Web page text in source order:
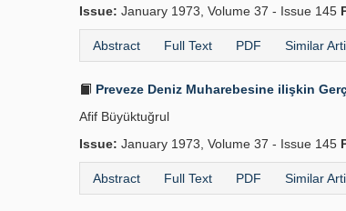
Issue: January 1973, Volume 37 - Issue 145
Abstract Full Text PDF Similar
Preveze Deniz Muharebesine ilişkin
Afif Büyüktuğrul
Issue: January 1973, Volume 37 - Issue 145
Abstract Full Text PDF Similar